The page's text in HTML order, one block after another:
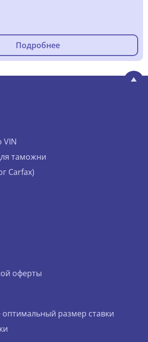
Подробнее
VIN
таможни
Carfax)
оферты
оптимальный размер ставки